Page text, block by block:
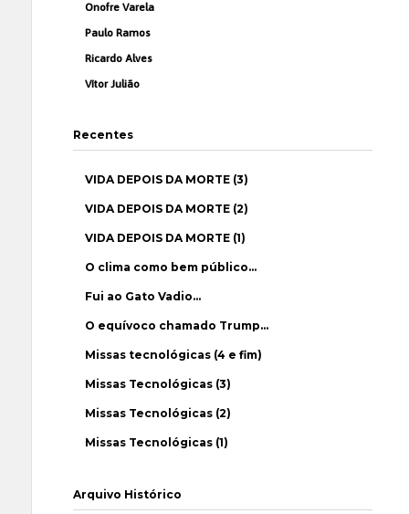
Onofre Varela
Paulo Ramos
Ricardo Alves
Vítor Julião
Recentes
VIDA DEPOIS DA MORTE (3)
VIDA DEPOIS DA MORTE (2)
VIDA DEPOIS DA MORTE (1)
O clima como bem público…
Fui ao Gato Vadio…
O equívoco chamado Trump…
Missas tecnológicas (4 e fim)
Missas Tecnológicas (3)
Missas Tecnológicas (2)
Missas Tecnológicas (1)
Arquivo Histórico